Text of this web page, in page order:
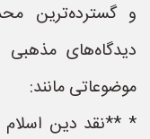
و گسترده‌ترین
دیدگاه‌های
موضوعاتی مانند:
* **نقد دین